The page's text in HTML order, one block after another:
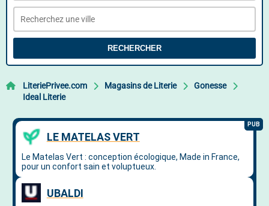
RECHERCHER
LiteriePrivee.com Magasins de Literie
Gonesse
Ideal Literie